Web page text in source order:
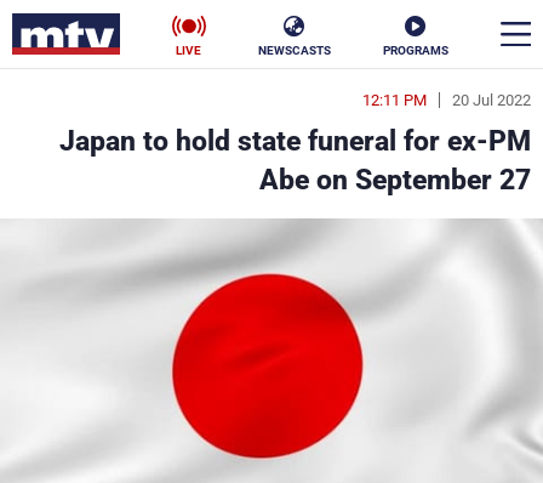
PROGRAMS
NEWSCASTS
LIVE
20 Jul 2022
12:11 PM
Japan to hold state funeral for ex-PM
Abe on September 27
en
الأخبار
سياسة ناس
فن
كأس العالم